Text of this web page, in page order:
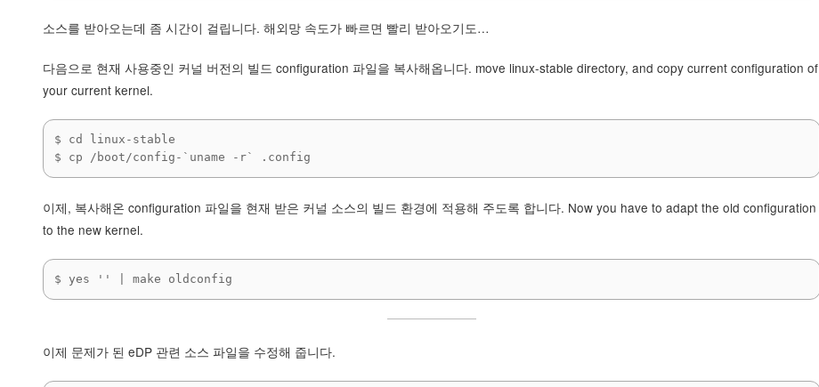
소스를 받아오는데 좀 시간이 걸립니다. 해외망 속도가 빠르면 빨리 받아오기도…
다음으로 현재 사용중인 커널 버전의 빌드 configuration 파일을 복사해옵니다. move linux-stable directory, and copy current configuration of
your current kernel.
$ cd linux-stable
$ cp /boot/config-`uname -r` .config
이제, 복사해온 configuration 파일을 현재 받은 커널 소스의 빌드 환경에 적용해 주도록 합니다. Now you have to adapt the old configuration
to the new kernel.
$ yes '' | make oldconfig
이제 문제가 된 eDP 관련 소스 파일을 수정해 줍니다.